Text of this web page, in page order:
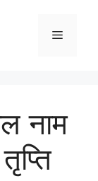
Menu
नाम